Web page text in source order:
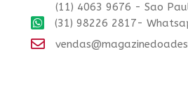
(11) 4063 9676 - Sao
(31) 98226 2817-